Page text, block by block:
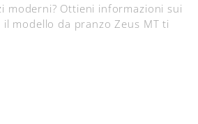
moderni? Ottieni informazioni sui
modello da pranzo Zeus MT ti